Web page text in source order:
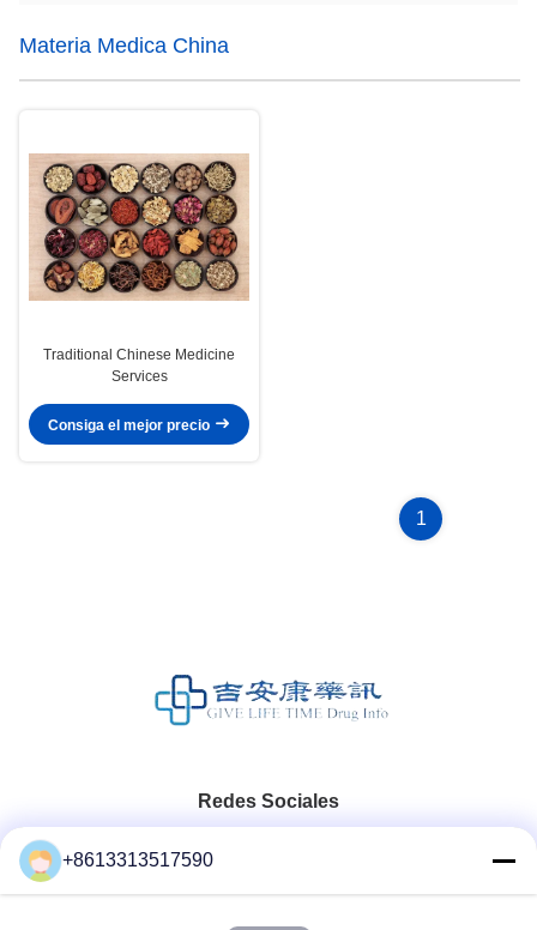
Materia Medica China
Traditional Chinese Medicine
Services
Consiga el mejor precio
1
Redes Sociales
+8613313517590